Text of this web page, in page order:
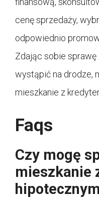
cenę sprzedaży,
odpowiednio
Zdając sobie
wystąpić na drodze,
mieszkanie z
Faqs
Czy mogę
mieszkanie